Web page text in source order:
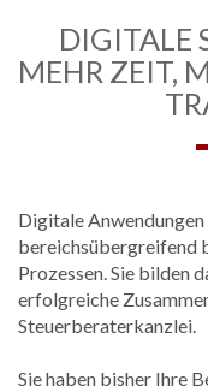
DIGITALE
MEHR ZEIT,
Digitale
bereichsübergreifend
Prozessen. Sie bilden
erfolgreiche
Steuerberaterkanzlei.
Sie haben bisher Ihre